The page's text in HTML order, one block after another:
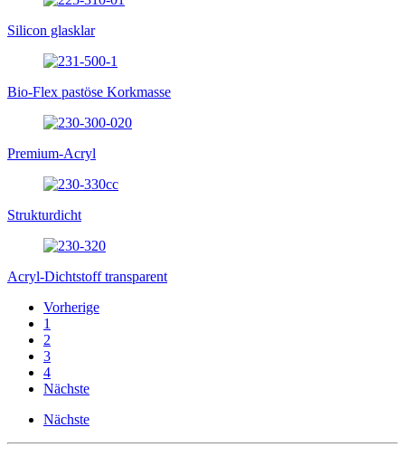
Silicon glasklar
Bio-Flex pastöse Korkmasse
Premium-Acryl
Strukturdicht
Acryl-Dichtstoff transparent
Vorherige
1
2
3
4
Nächste
Nächste